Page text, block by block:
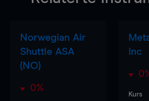
Norwegian Air
Shuttle ASA
(NO)
0%
Inc
Kurs